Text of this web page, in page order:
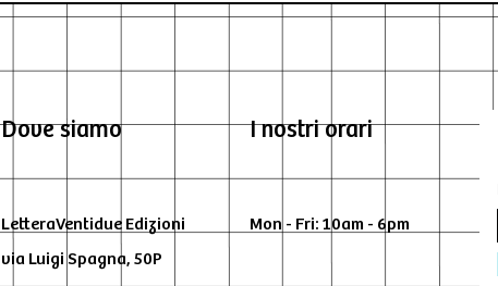
Dove siamo
LetteraVentidue Edizioni
via Luigi Spagna, 50P
I nostri orari
Mon - Fri: 10am - 6pm